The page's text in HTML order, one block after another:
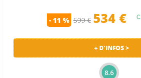
- 11 % 599 € 534 €
+ D'INFOS >
8.6